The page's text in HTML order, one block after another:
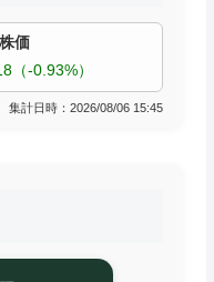
+0.24%）
集計日時：2026/08/06 15:45